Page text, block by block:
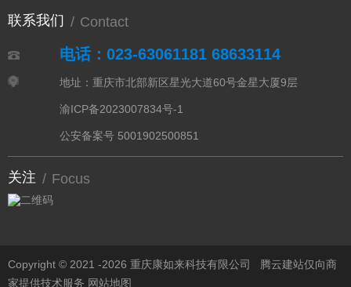
联系我们 / Contact
电话：023-63061181 68633114
地址：重庆市北部新区星光大道60号金星大厦9层
渝ICP备2023007834号-1
公安备案号 5001902500851
关注 / Focus
Copyright © 2021 -2026 重庆康如来科技有限公司
腾云建站仅向商
家提供技术服务 网站地图